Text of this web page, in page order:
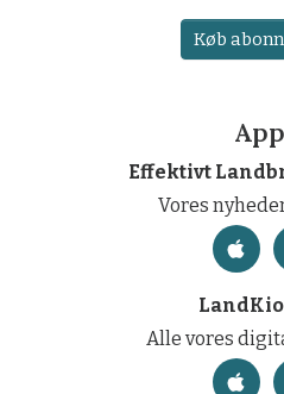
Køb
Effektivt
Vores
Alle vores